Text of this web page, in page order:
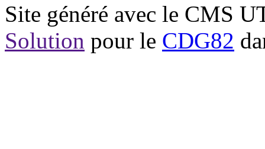
Site généré avec le CMS
Solution pour le CDG82